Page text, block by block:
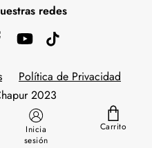
Inicia
sesión
Carrito
redes
Política de Privacidad
2023